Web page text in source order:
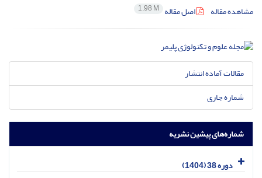
مشاهده مقاله
اصل مقاله 1.98 M
مقالات آماده انتشار
شماره جاری
شماره‌های پیشین نشریه
دوره 38 (1404)